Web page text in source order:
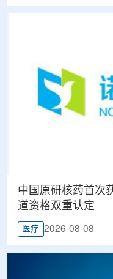
中国原研核药首次
道资格双重认定
医疗 2026-08-08